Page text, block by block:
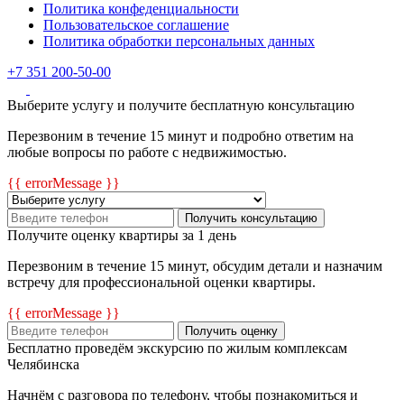
Политика конфеденциальности
Пользовательское соглашение
Политика обработки персональных данных
+7 351 200-50-00
Выберите услугу и получите бесплатную консультацию
Перезвоним в течение 15 минут и подробно ответим на
любые вопросы по работе с недвижимостью.
{{ errorMessage }}
Получить консультацию
Получите оценку квартиры за 1 день
Перезвоним в течение 15 минут, обсудим детали и назначим
встречу для профессиональной оценки квартиры.
{{ errorMessage }}
Получить оценку
Бесплатно проведём экскурсию по жилым комплексам
Челябинска
Начнём с разговора по телефону, чтобы познакомиться и